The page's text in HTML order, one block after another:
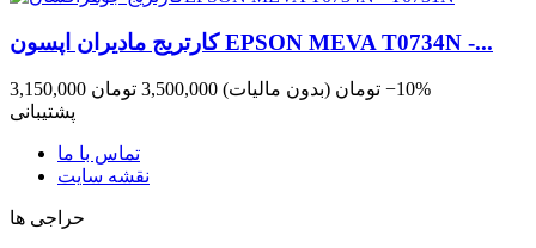
کارتریج مادیران اپسون EPSON MEVA T0734N -...
3,150,000 تومان (بدون مالیات) 3,500,000 تومان
‎−10%
پشتیبانی
تماس با ما
نقشه سایت
حراجی ها